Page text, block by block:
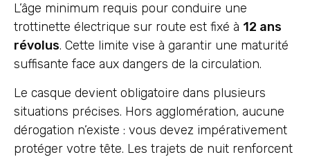
L’âge minimum requis pour conduire une
trottinette électrique sur route est fixé à 12 ans
révolus. Cette limite vise à garantir une maturité
suffisante face aux dangers de la circulation.
Le casque devient obligatoire dans plusieurs
situations précises. Hors agglomération, aucune
dérogation n’existe : vous devez impérativement
protéger votre tête. Les trajets de nuit renforcent